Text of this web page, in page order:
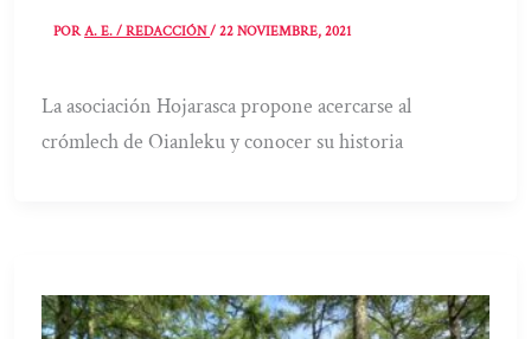
PORA. E. / REDACCIÓN/22 NOVIEMBRE, 2021
La asociación Hojarasca propone acercarse al
crómlech de Oianleku y conocer su historia